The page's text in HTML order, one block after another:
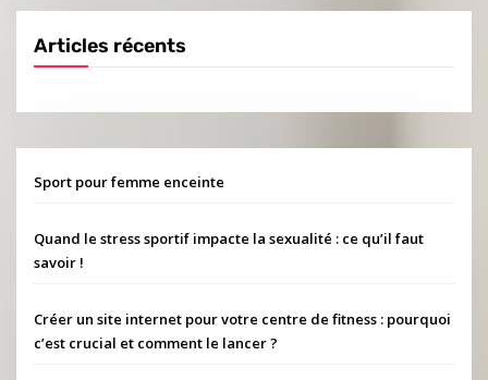
Articles récents
Sport pour femme enceinte
Quand le stress sportif impacte la sexualité : ce qu’il faut
savoir !
Créer un site internet pour votre centre de fitness : pourquoi
c’est crucial et comment le lancer ?